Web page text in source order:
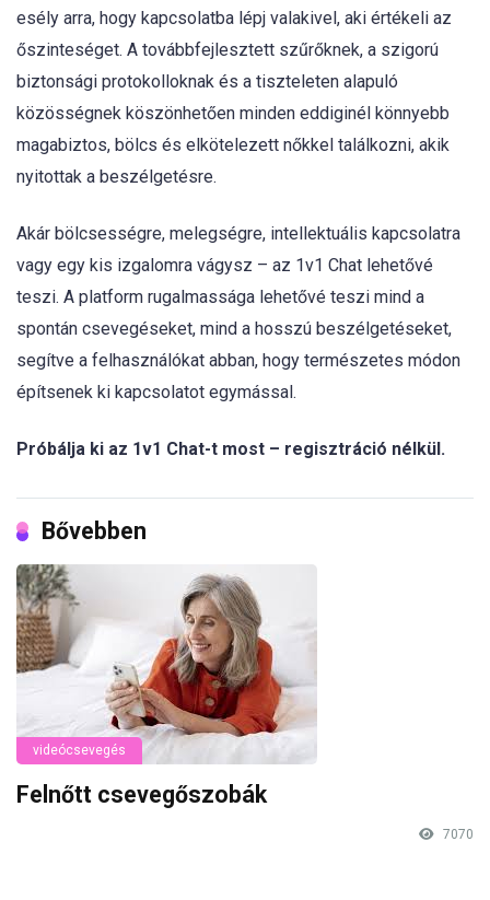
esély arra, hogy kapcsolatba lépj valakivel, aki értékeli az
őszinteséget. A továbbfejlesztett szűrőknek, a szigorú
biztonsági protokolloknak és a tiszteleten alapuló
közösségnek köszönhetően minden eddiginél könnyebb
magabiztos, bölcs és elkötelezett nőkkel találkozni, akik
nyitottak a beszélgetésre.
Akár bölcsességre, melegségre, intellektuális kapcsolatra
vagy egy kis izgalomra vágysz – az 1v1 Chat lehetővé
teszi. A platform rugalmassága lehetővé teszi mind a
spontán csevegéseket, mind a hosszú beszélgetéseket,
segítve a felhasználókat abban, hogy természetes módon
építsenek ki kapcsolatot egymással.
Próbálja ki az 1v1 Chat-t most – regisztráció nélkül.
Bővebben
videócsevegés
Felnőtt csevegőszobák
7070